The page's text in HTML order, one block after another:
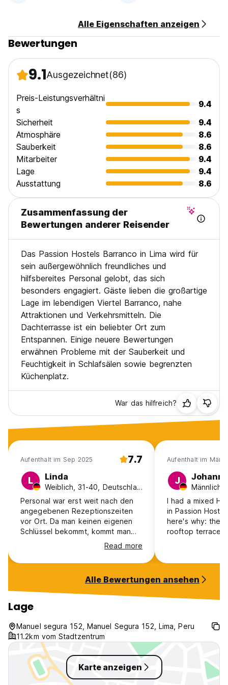
Keine Kinder (Auto-translated from original language)
Alle Eigenschaften anzeigen
Bewertungen
9.1Ausgezeichnet(86)
Preis-Leistungsverhältni
s
9.4
Sicherheit
9.4
Atmosphäre
8.6
Sauberkeit
8.6
Mitarbeiter
9.4
Lage
9.4
Ausstattung
8.6
Zusammenfassung der
Bewertungen anderer Reisender
Das Passion Hostels Barranco in Lima wird für
sein außergewöhnlich freundliches und
hilfsbereites Personal gelobt, das sich
besonders engagiert. Gäste lieben die großartige
Lage im lebendigen Viertel Barranco, nahe
Attraktionen und Verkehrsmitteln. Die
Dachterrasse ist ein beliebter Ort zum
Entspannen. Einige neuere Bewertungen
erwähnen Probleme mit der Sauberkeit und
Feuchtigkeit in Schlafsälen sowie begrenzten
Küchenplatz.
War das hilfreich?
Aufenthalt im Sep 2025 7.7
L Linda
Weiblich, 31-40, Deutschland
Personal war erst weit nach den
angegebenen Rezeptionszeiten
vor Ort. Da man keinen eigenen
Schlüssel bekommt, kommt man
nicht hinein, wenn die Rezeption
unbesetzt ist. Wenig Platz zum
Kochen, kein Frühstück
nur auf der Dachterrasse
Read more
Aufenthalt im Mär
J
I had a mixed
in Passion
here's why: the good: lovely
rooftop terrace,
the bad:
ventilate inside
some guests
randomly in the room.
nice hostel if
dorm :)
Alle Bewertungen ansehen
Lage
Manuel segura 152, Manuel Segura 152, Lima, Peru
11.2km vom Stadtzentrum
Karte anzeigen